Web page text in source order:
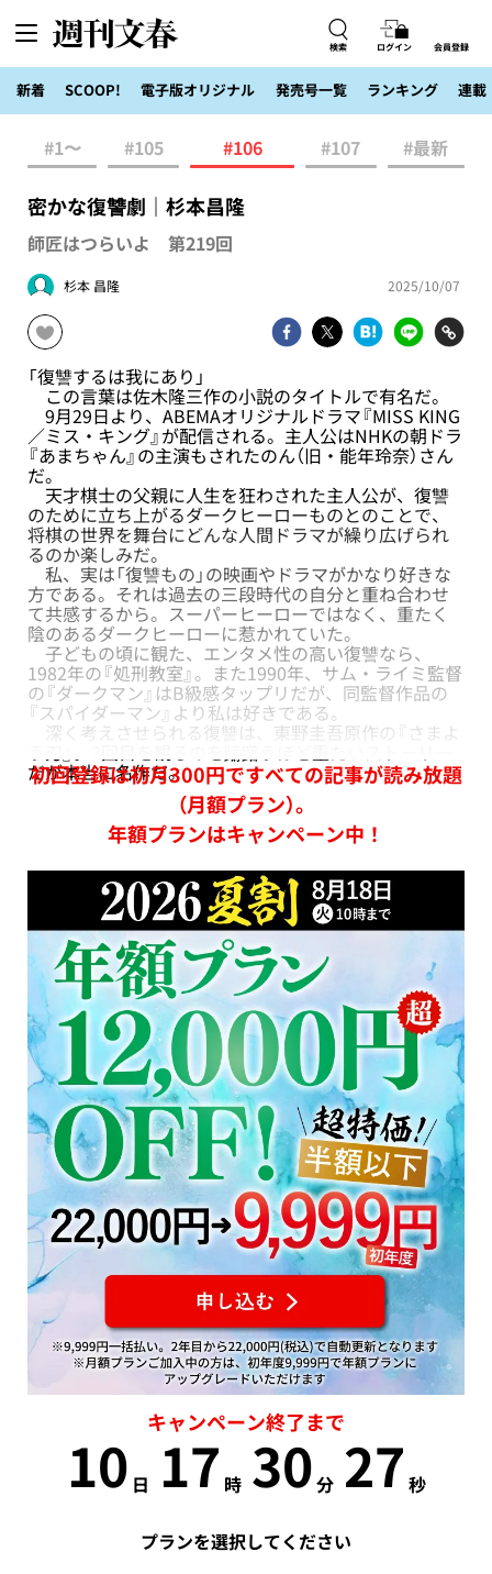
検索 ログイン 会員登録
新着 SCOOP! 電子版オリジナル 発売号一覧 ランキング 連載
#1〜 #105 #106 #107 #最新
密かな復讐劇｜杉本昌隆
師匠はつらいよ 第219回
杉本 昌隆 2025/10/07
「復讐するは我にあり」
この言葉は佐木隆三作の小説のタイトルで有名だ。
9月29日より、ABEMAオリジナルドラマ『MISS KING
／ミス・キング』が配信される。主人公はNHKの朝ドラ
『あまちゃん』の主演もされたのん（旧・能年玲奈）さん
だ。
天才棋士の父親に人生を狂わされた主人公が、復讐
のために立ち上がるダークヒーローものとのことで、
将棋の世界を舞台にどんな人間ドラマが繰り広げられ
るのか楽しみだ。
私、実は「復讐もの」の映画やドラマがかなり好きな
方である。それは過去の三段時代の自分と重ね合わせ
て共感するから。スーパーヒーローではなく、重たく
陰のあるダークヒーローに惹かれていた。
子どもの頃に観た、エンタメ性の高い復讐なら、
1982年の『処刑教室』。また1990年、サム・ライミ監督
の『ダークマン』はB級感タップリだが、同監督作品の
『スパイダーマン』より私は好きである。
深く考えさせられる復讐は、東野圭吾原作の『さまよ
だが本当に名作だ。
初回登録は初月300円ですべての記事が読み放題
（月額プラン）。
年額プランはキャンペーン中！
キャンペーン終了まで
10 日 17 時 30分 26 秒
プランを選択してください